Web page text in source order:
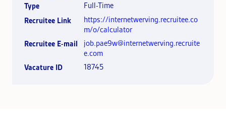
Type
Full-Time
Recruitee Link
https://internetwerving.recruitee.co
m/o/calculator
Recruitee E-mail
job.pae9w@internetwerving.recruite
e.com
Vacature ID
18745